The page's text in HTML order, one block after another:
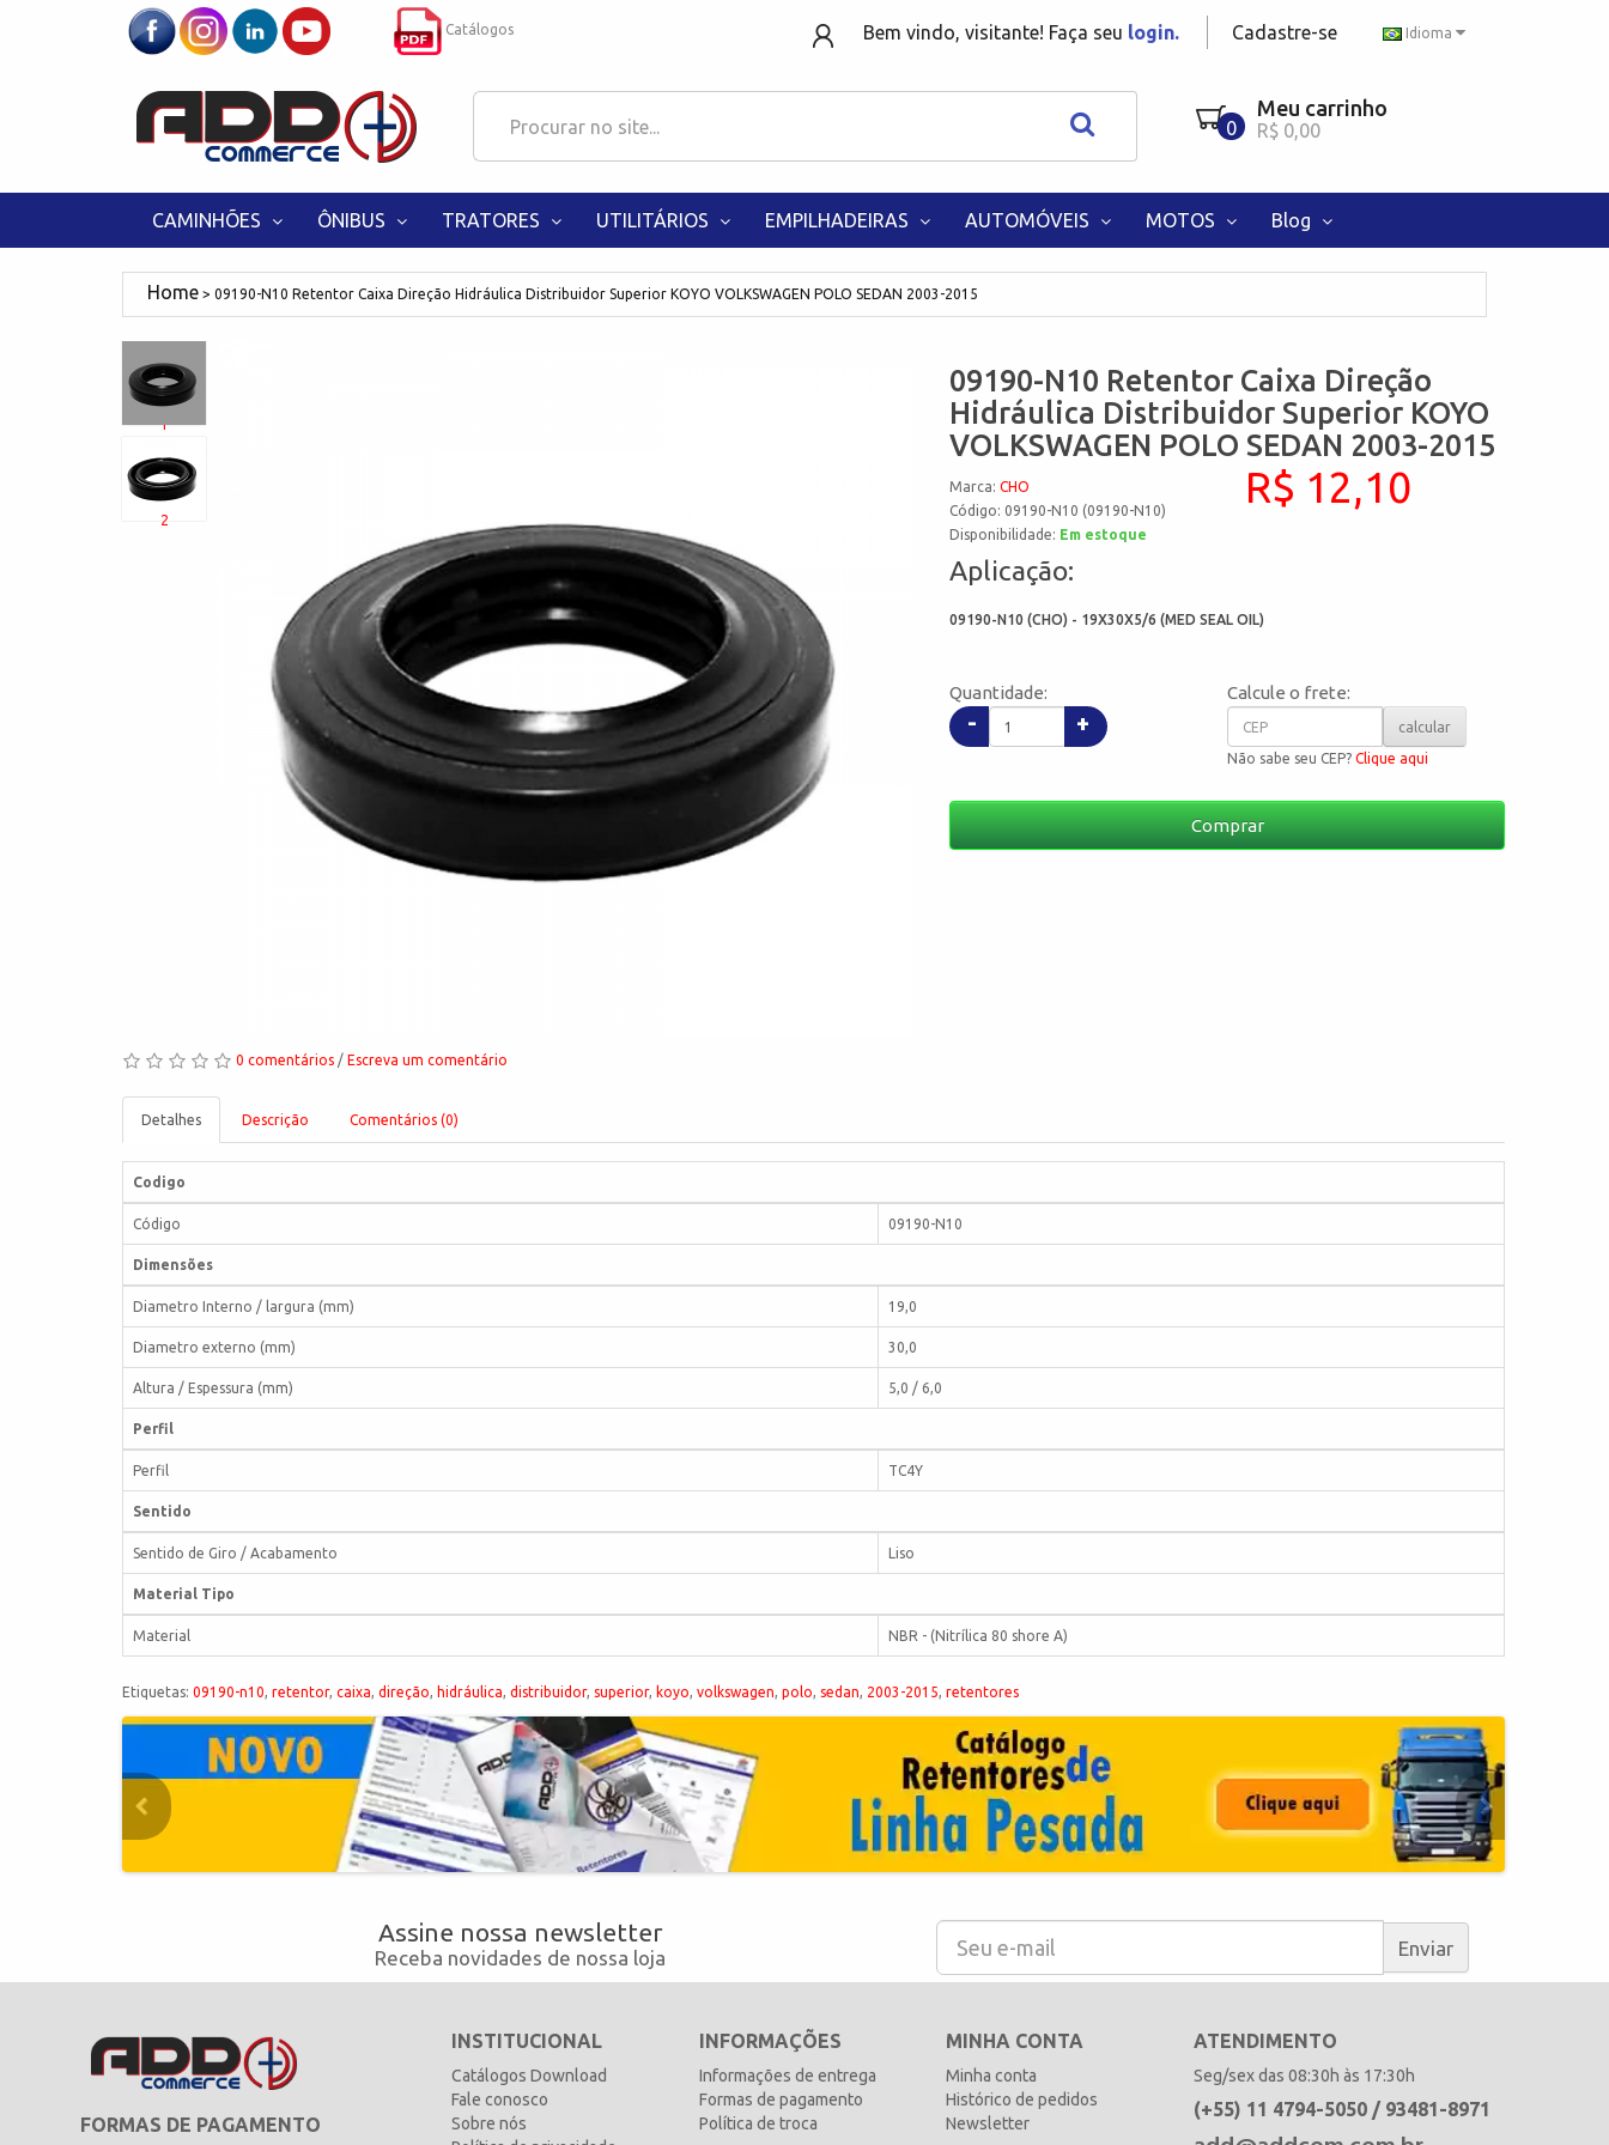
Idioma
Catálogos Bem vindo, visitante! Faça seu login. Cadastre-se
0
Meu carrinho
R$ 0,00
CAMINHÕES ÔNIBUS TRATORES UTILITÁRIOS EMPILHADEIRAS AUTOMÓVEIS MOTOS Blog
09190-N10 Retentor Caixa Direção Hidráulica Distribuidor Superior KOYO VOLKSWAGEN POLO SEDAN 2003-2015
1
2
0 comentários / Escreva um comentário
09190-N10 Retentor Caixa Direção
Hidráulica Distribuidor Superior KOYO
VOLKSWAGEN POLO SEDAN 2003-2015
Marca:CHO
Código: 09190-N10 (09190-N10)
Disponibilidade: Em estoque
R$ 12,10
Aplicação:
09190-N10 (CHO) - 19X30X5/6 (MED SEAL OIL)
Quantidade:
- +
Calcule o frete:
calcular
Não sabe seu CEP?Clique aqui
Comprar
Detalhes Descrição Comentários (0)
Codigo
Código 09190-N10
Dimensões
Diametro Interno / largura (mm) 19,0
Diametro externo (mm) 30,0
Altura / Espessura (mm) 5,0 / 6,0
Perfil
Perfil TC4Y
Sentido
Sentido de Giro / Acabamento Liso
Material Tipo
Material NBR - (Nitrílica 80 shore A)
Etiquetas: 09190-n10, retentor, caixa, direção, hidráulica, distribuidor, superior, koyo, volkswagen, polo, sedan, 2003-2015, retentores
Assine nossa newsletter
Receba novidades de nossa loja Enviar
FORMAS DE PAGAMENTO
INSTITUCIONAL
Catálogos Download
Fale conosco
Sobre nós
INFORMAÇÕES
Informações de entrega
Formas de pagamento
Política de troca
MINHA CONTA
Minha conta
Histórico de pedidos
Newsletter
ATENDIMENTO
Seg/sex das 08:30h às 17:30h
(+55) 11 4794-5050 / 93481-8971